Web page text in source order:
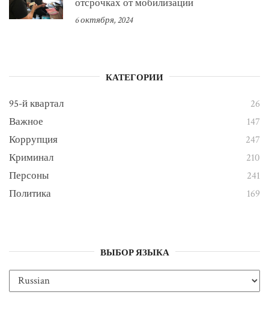
отсрочках от мобилизации
6 октября, 2024
КАТЕГОРИИ
95-й квартал
26
Важное
147
Коррупция
247
Криминал
210
Персоны
241
Политика
169
ВЫБОР ЯЗЫКА